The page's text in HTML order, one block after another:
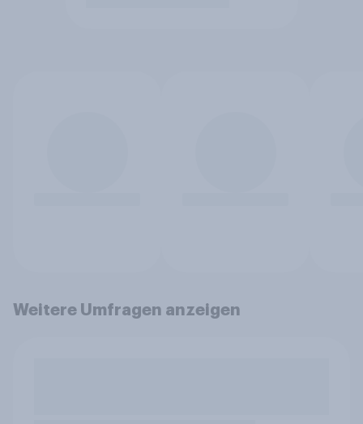
Weitere Umfragen anzeigen